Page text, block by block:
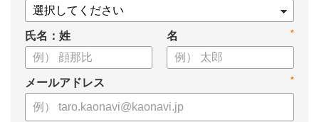
本資料では、人事DXの目的や成功させるためのポイントを解
説します。
氏名：姓 *
名
*
メールアドレス